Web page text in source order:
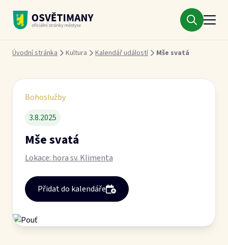
Drobečková navigace
Úvodní stránka Kultura Kalendář událostí Mše svatá
Bohoslužby
3.8.2025
Mše svatá
Lokace: hora sv. Klimenta
Přidat do kalendáře